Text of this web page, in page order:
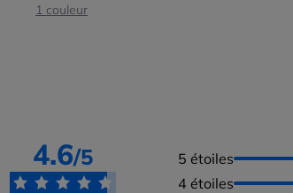
1 couleur
4.6/5 5 étoiles
4 étoiles